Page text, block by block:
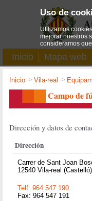
Inicio Mapa web
Inicio ->Vila-real ->
Campo de
Dirección y datos de
Dirección
Carrer de Sant Joan
12540 Vila-real (Castelló)
Telf: 964 547 190
Fax: 964 547 191
Uso de
Utilizamos
mejorar nuestros
consideramos